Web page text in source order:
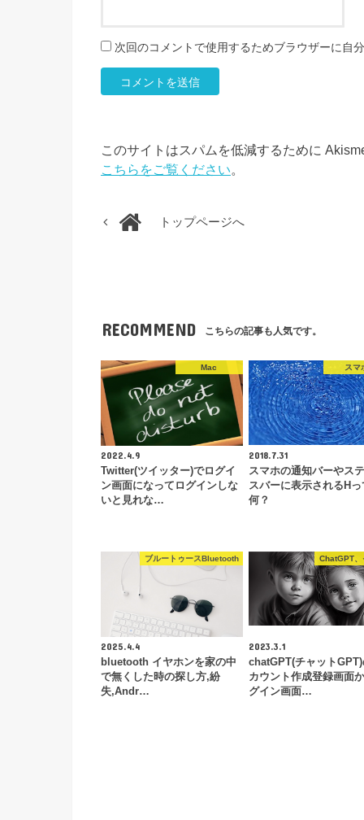
次回のコメントで使用するためブラウザーに自
このサイトはスパムを低減するために
こちらをご覧ください。
トップページへ
RECOMMEND こちらの記事も人気です。
Mac
2022.4.9
Twitter(ツイッター)でログイ
ン画面になってログインしな
いと見れな…
スマ
2018.7.31
スマホの通知バーやス
スバーに表示されるHっ
何？
ブルートゥースBluetooth
2025.4.4
bluetooth イヤホンを家の中
で無くした時の探し方,紛
失,Andr…
ChatGPT、
2023.3.1
chatGPT(チャット
カウント作成登録画面
グイン画面…